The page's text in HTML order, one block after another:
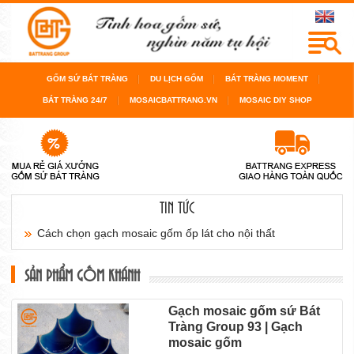
GỐM SỨ BÁT TRÀNG DU LỊCH GỐM BÁT TRÀNG MOMENT
BÁT TRÀNG 24/7 MOSAICBATTRANG.VN MOSAIC DIY SHOP
TIN TỨC
Cách chọn gạch mosaic gốm ốp lát cho nội thất
sàn...
Cách chọn gạch mosaic gốm cho bể bơi, cho
phòng...
SẢN PHẨM GỐM KHÁNH
Gạch mosaic gốm sứ Bát
Tràng Group 93 | Gạch
mosaic gốm